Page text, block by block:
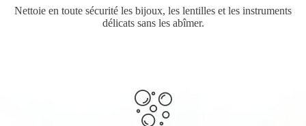
Nettoie en toute sécurité les bijoux, les lentilles et les instruments
délicats sans les abîmer.